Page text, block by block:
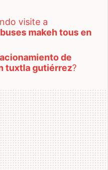
visite a
makeh tous en
de
tuxtla gutiérrez?